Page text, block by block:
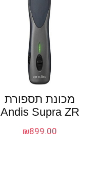
מכונת תספורת
Andis Supra ZR
₪899.00